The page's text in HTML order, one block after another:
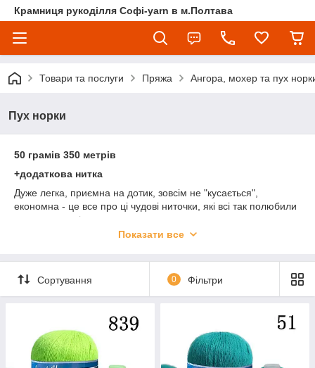
Крамниця рукоділля Софі-yarn в м.Полтава
Товари та послуги Пряжа Ангора, мохер та пух
Пух норки
50 грамів 350 метрів
+додаткова нитка
Дуже легка, приємна на дотик, зовсім не "кусається",
економна - це все про ці чудові ниточки, які всі так полюбили
в цьому сезоні.
УВАГА! Колір і відтінок на зображенні можуть відрізнятися від
налаштувань вашого монітора і в залежності від партії.
Показати все
Сортування 0 Фільтри